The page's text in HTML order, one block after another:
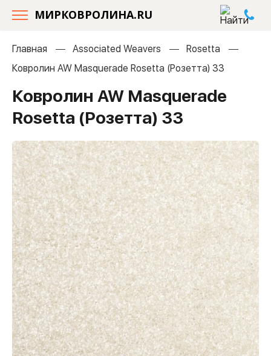
МИРКОВРОЛИНА.RU
Главная Associated Weavers
Rosetta
Ковролин AW Masquerade Rosetta (Розетта) 33
Ковролин AW Masquerade
Rosetta (Розетта) 33